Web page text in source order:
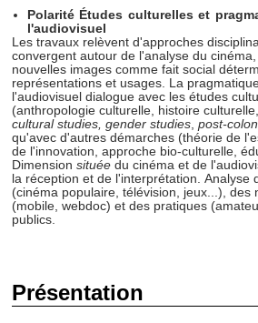
Polarité Études culturelles et
l'audiovisuel
Les travaux relèvent d'approches
convergent autour de l'analyse du
nouvelles images comme fait social
représentations et usages. La
l'audiovisuel dialogue avec les études
(anthropologie culturelle, histoire
cultural studies, gender studies post-
qu'avec d'autres démarches (théorie de
de l'innovation, approche bio-culturelle,
Dimension située du cinéma et de
la réception et de l'interprétation. Analyse
(cinéma populaire, télévision, jeux...), des
(mobile, webdoc) et des pratiques
publics.
Présentation